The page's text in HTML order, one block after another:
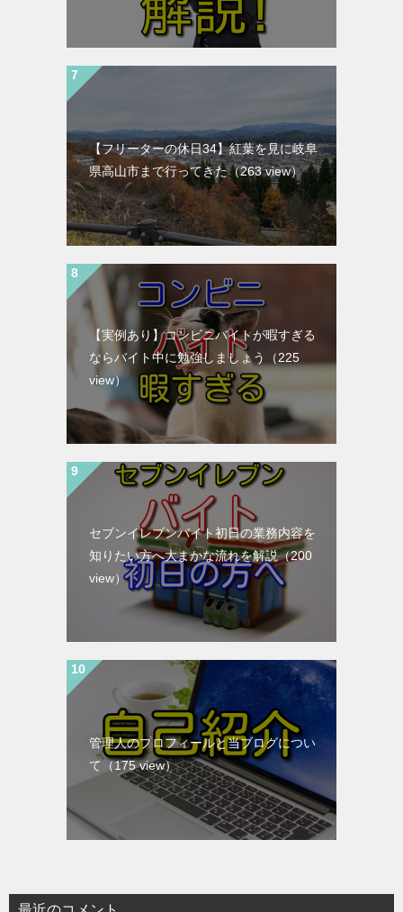
【フリーターの休日34】紅葉を見に岐阜
県高山市まで行ってきた（263 view）
【実例あり】コンビニバイトが暇すぎる
ならバイト中に勉強しましょう
（225
view）
セブンイレブンバイト初日の業務内容を
知りたい方へ大まかな流れを解説（200
view）
管理人のプロフィールと当ブログについ
て
（175 view）